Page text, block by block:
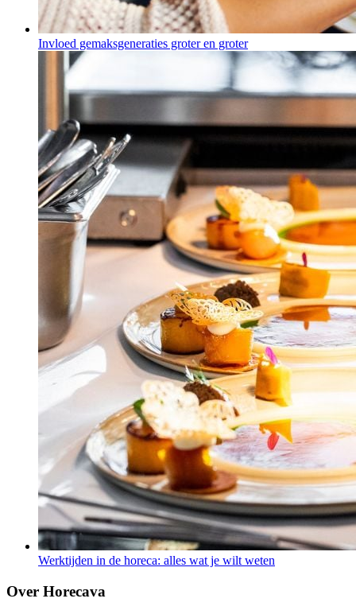
Invloed gemaksgeneraties groter en groter
Werktijden in de horeca: alles wat je wilt weten
Over Horecava